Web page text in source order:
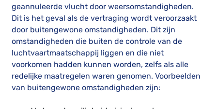
geannuleerde vlucht door weersomstandigheden.
Dit is het geval als de vertraging wordt veroorzaakt
door buitengewone omstandigheden. Dit zijn
omstandigheden die buiten de controle van de
luchtvaartmaatschappij liggen en die niet
voorkomen hadden kunnen worden, zelfs als alle
redelijke maatregelen waren genomen. Voorbeelden
van buitengewone omstandigheden zijn: